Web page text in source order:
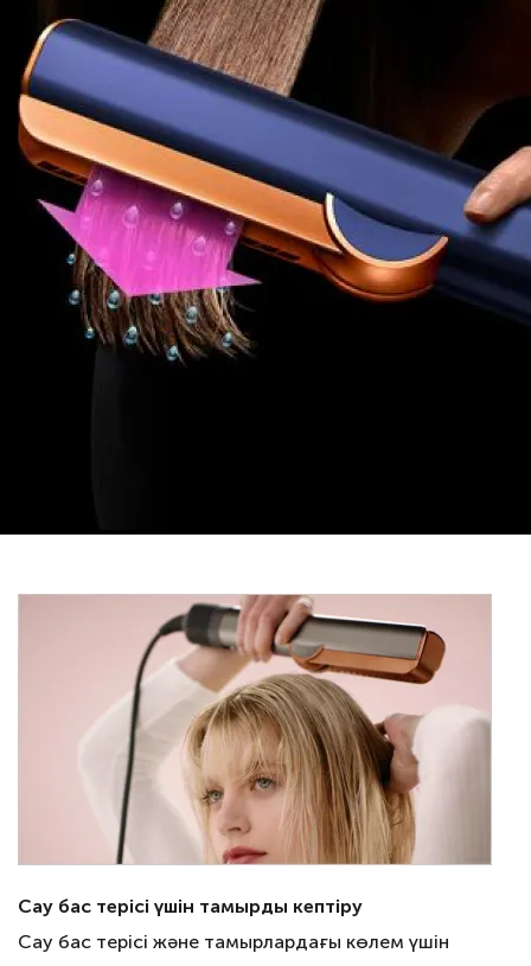
Сау бас терісі үшін тамырды кептіру
Сау бас терісі және тамырлардағы көлем үшін